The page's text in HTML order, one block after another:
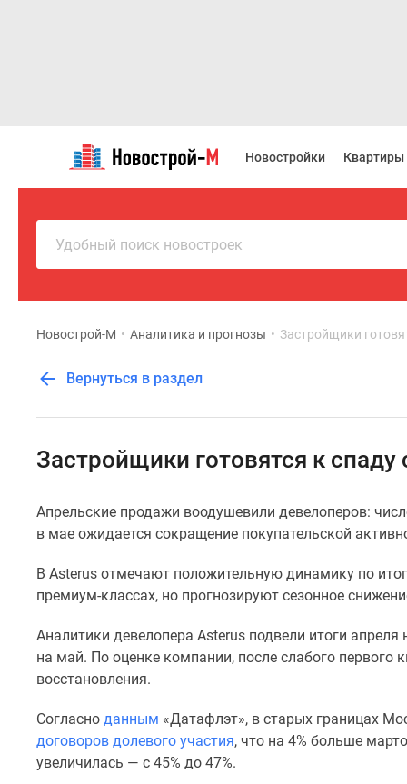
Новостройки
Новостройки
Подмосковья
Москвы
новостройки
помещения
застройщики
Панорамы
Видеообзор
Экспертиза
Экология
Москвы
Студии
комнатные
Новостройки Квартиры
Удобный поиск новостроек
Новострой-М • Аналитика и прогнозы • Застройщики
Вернуться в раздел
Застройщики готовятся к
Апрельские продажи воодушевили девелоперов:
в мае ожидается сокращение покупательской
В Asterus отмечают положительную динамику по
премиум-классах, но прогнозируют сезонное
Аналитики девелопера Asterus подвели итоги апреля
на май. По оценке компании, после слабого первого
восстановления.
Согласно данным «Датафлэт», в старых границах
договоров долевого участия, что на 4% больше
увеличилась — с 45% до 47%.